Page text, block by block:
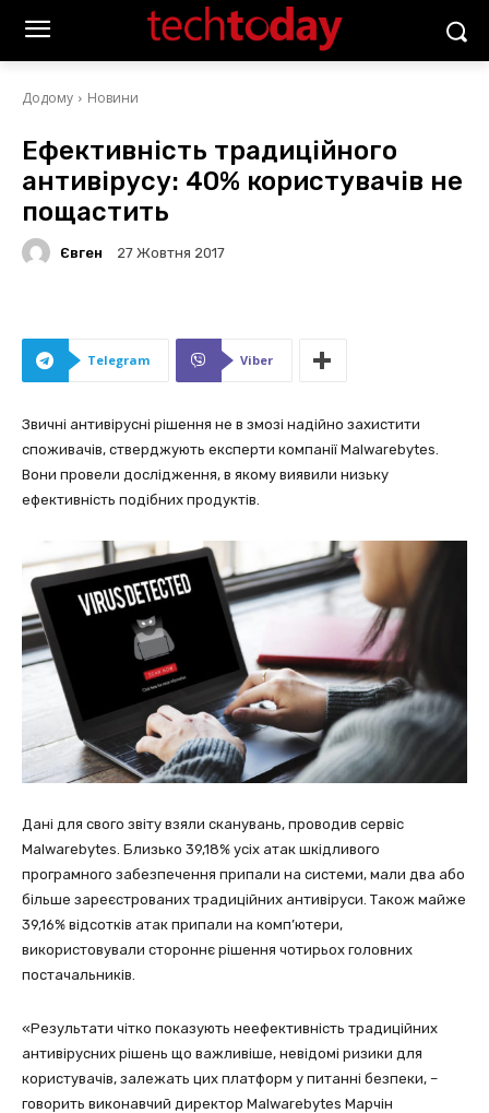
Додому Новини
Ефективність традиційного
антивірусу: 40% користувачів не
пощастить
Євген 27 Жовтня 2017
Telegram Viber
Звичні антивірусні рішення не в змозі надійно захистити
споживачів, стверджують експерти компанії Malwarebytes.
Вони провели дослідження, в якому виявили низьку
ефективність подібних продуктів.
Дані для свого звіту взяли сканувань, проводив сервіс
Malwarebytes. Близько 39,18% усіх атак шкідливого
програмного забезпечення припали на системи, мали два або
більше зареєстрованих традиційних антивіруси. Також майже
39,16% відсотків атак припали на комп’ютери,
використовували стороннє рішення чотирьох головних
постачальників.
«Результати чітко показують неефективність традиційних
антивірусних рішень що важливіше, невідомі ризики для
користувачів, залежать цих платформ у питанні безпеки, –
говорить виконавчий директор Malwarebytes Марчін